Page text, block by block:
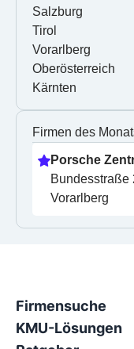
Salzburg
Tirol
Vorarlberg
Oberösterreich
Kärnten
Firmen des
Porsche
Bundesstraße
Vorarlberg
Firmensuche
KMU-Lösungen